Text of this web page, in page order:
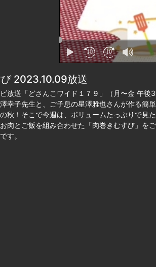
2023.10.09放送
放送「どさんこワイド１７９」（月〜金 午
幸子先生と、ご子息の星澤雅也さんが作る簡単
秋！そこで今週は、ボリュームたっぷりで見
肉とご飯を組み合わせた「肉巻きむすび」を
す。